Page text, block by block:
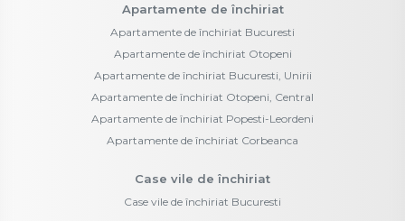
Apartamente de închiriat
Apartamente de închiriat Bucuresti
Apartamente de închiriat Otopeni
Apartamente de închiriat Bucuresti, Unirii
Apartamente de închiriat Otopeni, Central
Apartamente de închiriat Popesti-Leordeni
Apartamente de închiriat Corbeanca
Case vile de închiriat
Case vile de închiriat Bucuresti